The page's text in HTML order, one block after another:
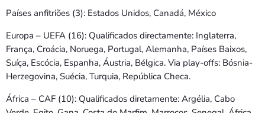
Países anfitriões (3): Estados Unidos, Canadá, México
Europa – UEFA (16): Qualificados directamente: Inglaterra,
França, Croácia, Noruega, Portugal, Alemanha, Países Baixos,
Suíça, Escócia, Espanha, Áustria, Bélgica. Via play-offs: Bósnia-
Herzegovina, Suécia, Turquia, República Checa.
África – CAF (10): Qualificados diretamente: Argélia, Cabo